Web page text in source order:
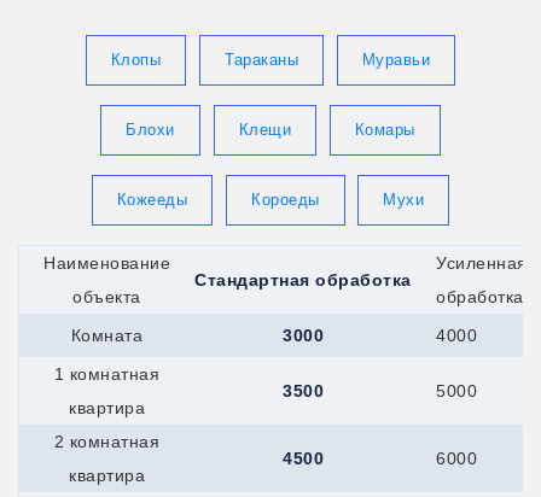
Копейск
Коркино
Королев
Котлас
Красноармейск
Кронштадт
Кропоткин
Крымск
Верхняя-Пышма
Краснотурьинск
Первоуральск
Реж
Клопы Тараканы Муравьи
Блохи Клещи Комары
Кожееды Короеды Мухи
Наименование
объекта
Стандартная обработка
Усиленная
обработка
Комната
3000
4000
1 комнатная
квартира
3500 5000
2 комнатная
квартира
4500 6000